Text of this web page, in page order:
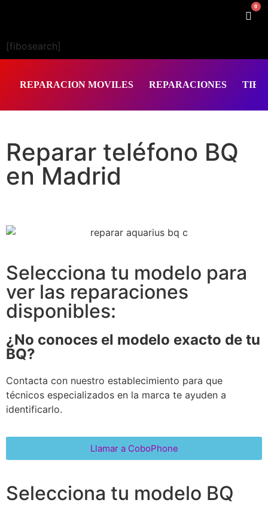
0
[fibosearch]
REPARACION MOVILES REPARACIONES
Reparar teléfono BQ
en Madrid
Selecciona tu modelo para
ver las reparaciones
disponibles:
¿No conoces el modelo exacto de tu
BQ?
Contacta con nuestro establecimiento para que
técnicos especializados en la marca te ayuden a
identificarlo.
Llamar a CoboPhone
Selecciona tu modelo BQ